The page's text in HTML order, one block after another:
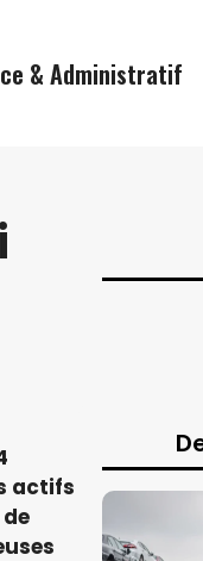
& Administratif
actifs